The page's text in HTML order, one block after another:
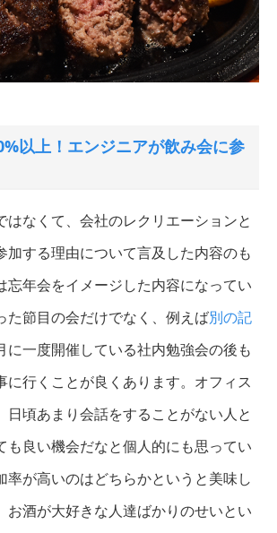
以上！エンジニアが飲み会に参
はなくて、会社のレクリエーションと
加する理由について言及した内容のも
忘年会をイメージした内容になってい
た節目の会だけでなく、例えば別の記
に一度開催している社内勉強会の後も
に行くことが良くあります。オフィス
日頃あまり会話をすることがない人と
も良い機会だなと個人的にも思ってい
率が高いのはどちらかというと美味し
お酒が大好きな人達ばかりのせいとい